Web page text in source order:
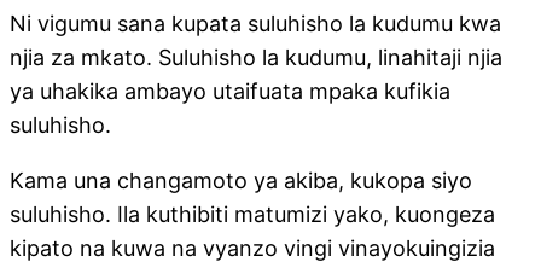
Ni vigumu sana kupata suluhisho la kudumu kwa
njia za mkato. Suluhisho la kudumu, linahitaji njia
ya uhakika ambayo utaifuata mpaka kufikia
suluhisho.
Kama una changamoto ya akiba, kukopa siyo
suluhisho. Ila kuthibiti matumizi yako, kuongeza
kipato na kuwa na vyanzo vingi vinayokuingizia